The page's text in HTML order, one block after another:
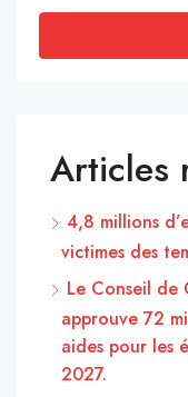
Articles
4,8 millions
victimes des
Le Conseil de
approuve 72
aides pour les
2027.